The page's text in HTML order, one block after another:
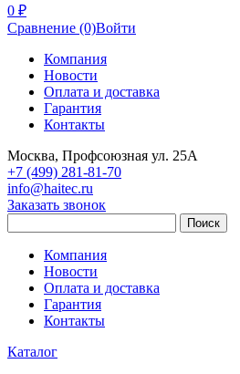
0 ₽
Сравнение (0)Войти
Компания
Новости
Оплата и доставка
Гарантия
Контакты
Москва, Профсоюзная ул. 25А
+7 (499) 281-81-70
info@haitec.ru
Заказать звонок
Поиск
Компания
Новости
Оплата и доставка
Гарантия
Контакты
Каталог